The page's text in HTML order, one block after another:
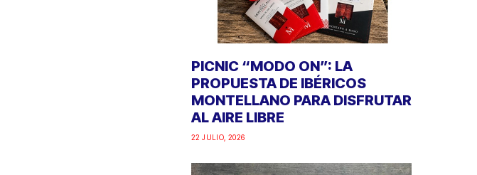
PICNIC “MODO ON”: LA
PROPUESTA DE IBÉRICOS
MONTELLANO PARA DISFRUTAR
AL AIRE LIBRE
22 JULIO, 2026